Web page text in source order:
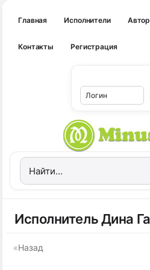
Главная Исполнители
Контакты Регистрация
Исполнитель Дина
«Назад